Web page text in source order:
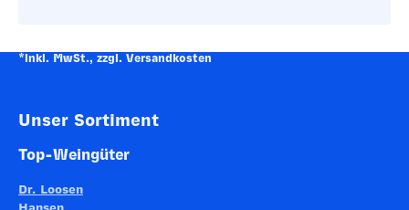
*inkl. MwSt., zzgl. Versandkosten
Unser Sortiment
Top-Weingüter
Dr. Loosen